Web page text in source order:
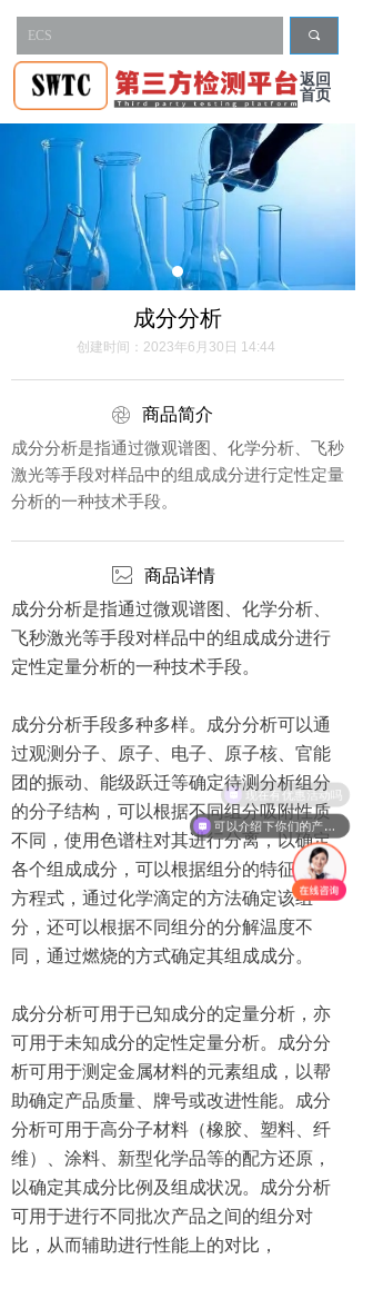
끠
返回
首页
成分分析
商品简介
创建时间： 2023年6月30日 14:44
成分分析是指通过微观谱图、化学分析、飞秒
激光等手段对样品中的组成成分进行定性定量
分析的一种技术手段。
商品详情
成分分析是指通过微观谱图、化学分析、
飞秒激光等手段对样品中的组成成分进行
定性定量分析的一种技术手段。
成分分析手段多种多样。成分分析可以通
过观测分子、原子、电子、原子核、官能
团的振动、能级跃迁等确定待测分析组分
的分子结构，可以根据不同组分吸附性质
不同，使用色谱柱对其进行分离，以确定
各个组成成分，可以根据组分的特征反应
方程式，通过化学滴定的方法确定该组
分，还可以根据不同组分的分解温度不
同，通过燃烧的方式确定其组成成分。
成分分析可用于已知成分的定量分析，亦
可用于未知成分的定性定量分析。成分分
析可用于测定金属材料的元素组成，以帮
助确定产品质量、牌号或改进性能。成分
分析可用于高分子材料（橡胶、塑料、纤
维）、涂料、新型化学品等的配方还原，
以确定其成分比例及组成状况。成分分析
可用于进行不同批次产品之间的组分对
比，从而辅助进行性能上的对比，
ꁵ
ꂈ
现在有优惠活动吗